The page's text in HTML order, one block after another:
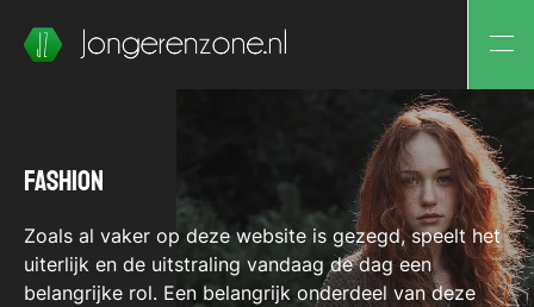
Fashion
Zoals al vaker op deze website is gezegd, speelt het
uiterlijk en de uitstraling vandaag de dag een
belangrijke rol. Een belangrijk onderdeel van deze